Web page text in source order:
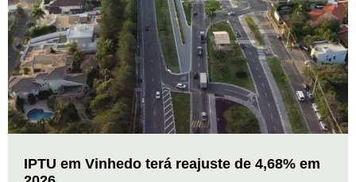
IPTU em Vinhedo terá reajuste de 4,68% em